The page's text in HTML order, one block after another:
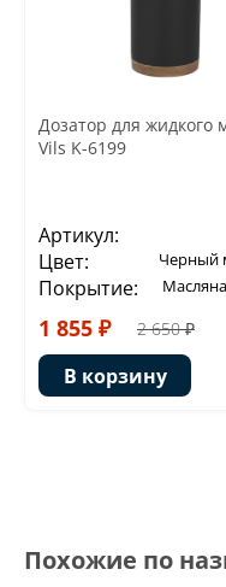
Дозатор для жидкого
Vils K-6199
Артикул:
Цвет: Черный
Покрытие:
1 855 ₽ 2 650 ₽
В корзину
Похожие по